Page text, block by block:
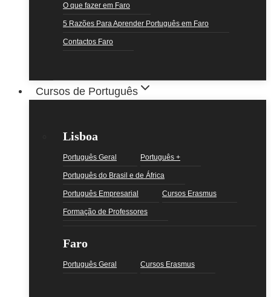
O que fazer em Faro
5 Razões Para Aprender Português em Faro
Contactos Faro
Cursos de Português
Lisboa
Português Geral Português +
Português do Brasil e de África
Português Empresarial Cursos Erasmus
Formação de Professores
Faro
Português Geral Cursos Erasmus